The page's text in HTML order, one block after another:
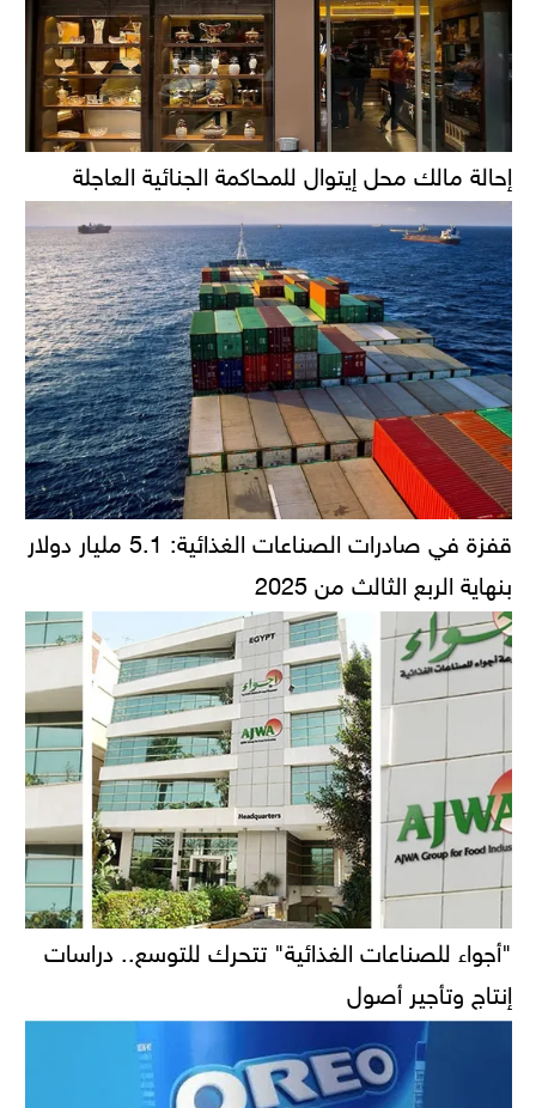
إحالة مالك محل إيتوال للمحاكمة الجنائية العاجلة
قفزة في صادرات الصناعات الغذائية: 5.1 مليار دولار
بنهاية الربع الثالث من 2025
"أجواء للصناعات الغذائية" تتحرك للتوسع.. دراسات
إنتاج وتأجير أصول